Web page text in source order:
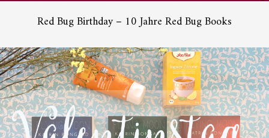
Red Bug Birthday – 10 Jahre Red Bug Books